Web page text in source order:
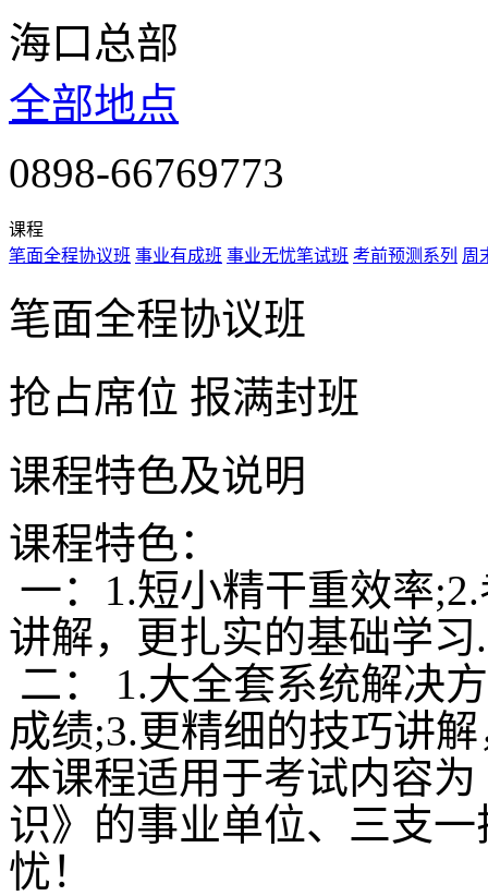
海口总部
全部地点
0898-66769773
课程
笔面全程协议班 事业有成班 事业无忧笔试班 考前预测系列 周
笔面全程协议班
抢占席位 报满封班
课程特色及说明
课程特色：
一：1.短小精干重效率
讲解，更扎实的基础学习.
二： 1.大全套系统解决
成绩;3.更精细的技巧讲
本课程适用于考试内容
识》的事业单位、三支
忧！